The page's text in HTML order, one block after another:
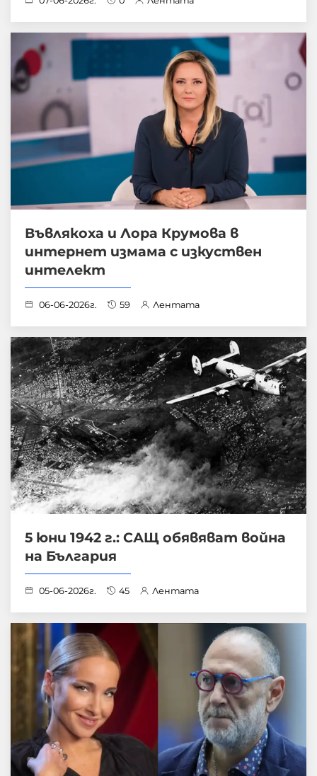
Въвлякоха и Лора Крумова в
интернет измама с изкуствен
интелект
06-06-2026г. 59 Лентата
5 юни 1942 г.: САЩ обявяват война
на България
05-06-2026г. 45 Лентата